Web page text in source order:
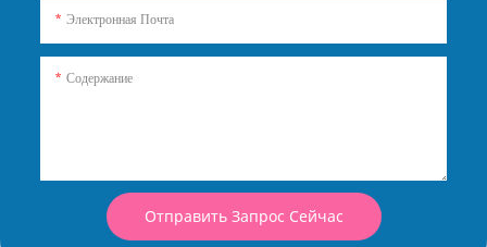
Электронная Почта
Содержание
Отправить Запрос Сейчас